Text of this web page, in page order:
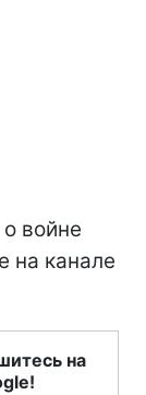
войне
на канале
на